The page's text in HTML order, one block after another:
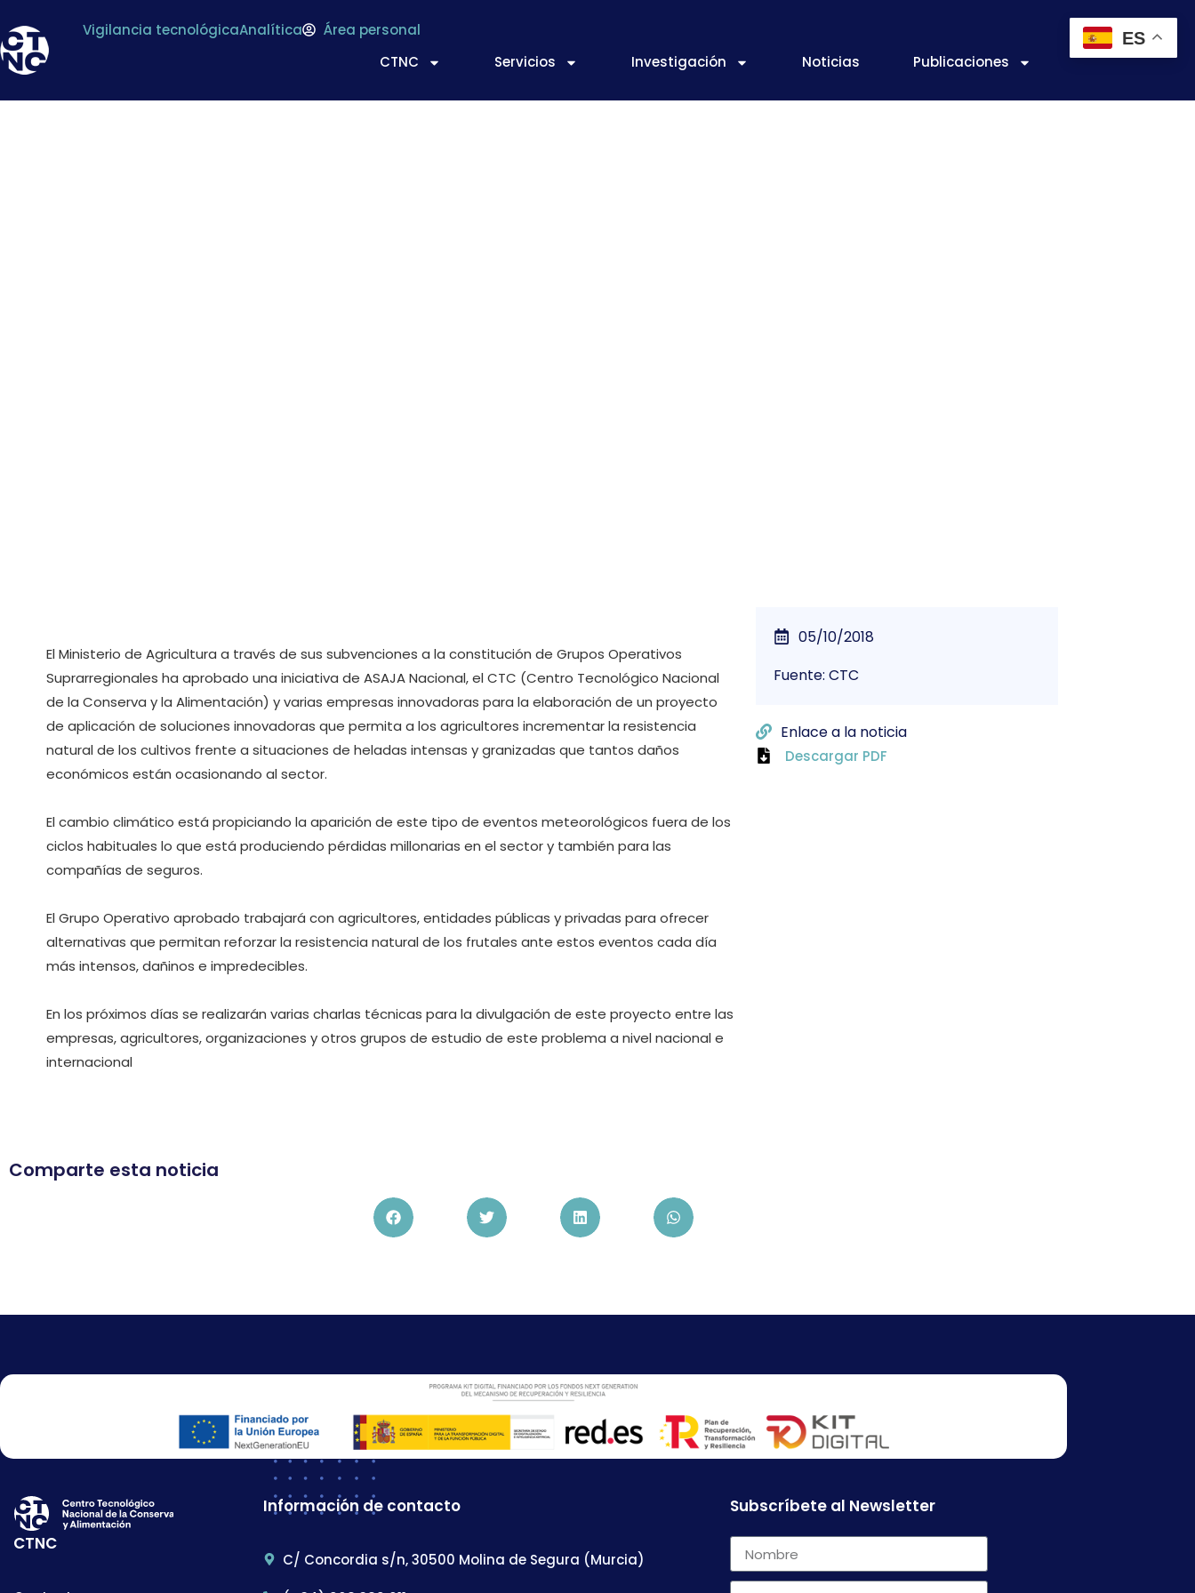
Vigilancia tecnológicaAnalítica
Área personal
CTNC
Servicios Investigación Noticias Publicaciones
El Ministerio de Agricultura a través de sus subvenciones a la constitución de Grupos Operativos
Suprarregionales ha aprobado una iniciativa de ASAJA Nacional, el CTC (Centro Tecnológico Nacional
de la Conserva y la Alimentación) y varias empresas innovadoras para la elaboración de un proyecto
de aplicación de soluciones innovadoras que permita a los agricultores incrementar la resistencia
natural de los cultivos frente a situaciones de heladas intensas y granizadas que tantos daños
económicos están ocasionando al sector.
El cambio climático está propiciando la aparición de este tipo de eventos meteorológicos fuera de los
ciclos habituales lo que está produciendo pérdidas millonarias en el sector y también para las
compañías de seguros.
El Grupo Operativo aprobado trabajará con agricultores, entidades públicas y privadas para ofrecer
alternativas que permitan reforzar la resistencia natural de los frutales ante estos eventos cada día
más intensos, dañinos e impredecibles.
En los próximos días se realizarán varias charlas técnicas para la divulgación de este proyecto entre las
empresas, agricultores, organizaciones y otros grupos de estudio de este problema a nivel nacional e
internacional
05/10/2018
Fuente: CTC
Enlace a la noticia
Descargar PDF
Comparte esta noticia
CTNC
Información de contacto
C/ Concordia s/n, 30500 Molina de Segura (Murcia)
Subscríbete al Newsletter
ES